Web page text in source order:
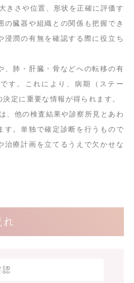
きさや位置、形状を正確に評価す
の臓器や組織との関係も把握でき
浸潤の有無を確認する際に役立ち
、肺・肝臓・骨などへの転移の有
す。これにより、病期（ステー
定に重要な情報が得られます。
、他の検査結果や診察所見とあわ
す。単独で確定診断を行うもので
治療計画を立てるうえで欠かせな